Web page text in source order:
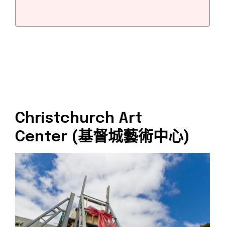
Christchurch Art
Center (基督城藝術中心)